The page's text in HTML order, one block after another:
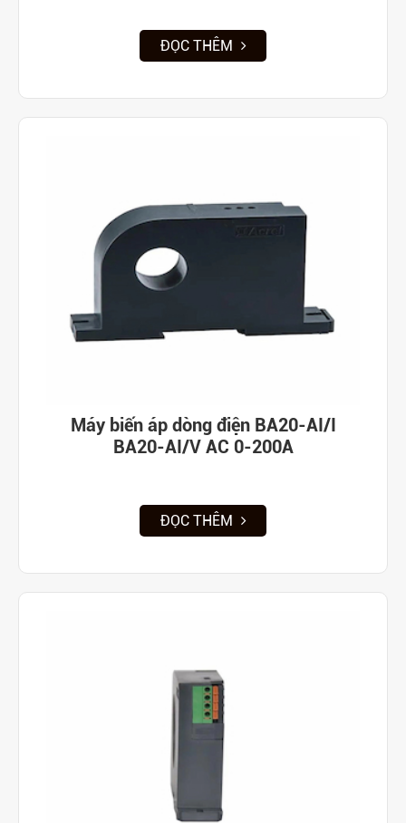
ĐỌC THÊM
Máy biến áp dòng điện BA20-AI/I
BA20-AI/V AC 0-200A
ĐỌC THÊM